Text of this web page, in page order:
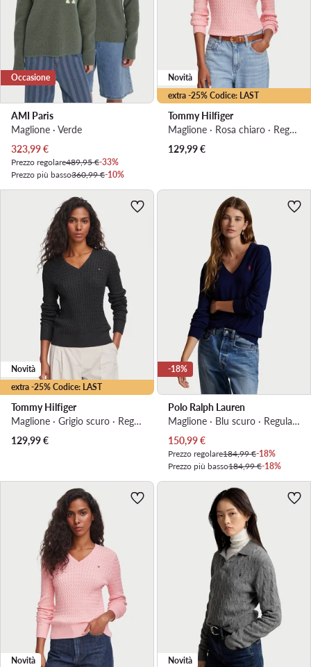
Occasione
AMI Paris
Maglione · Verde
Prezzo attuale
323,99€
Prezzo regolare489,95 €-33%
Prezzo più basso360,99 €-10%
extra -25% Codice: LAST
Novità
Tommy Hilfiger
Maglione · Rosa chiaro · Regular Fit
129,99€
extra -25% Codice: LAST
Novità
Tommy Hilfiger
Maglione · Grigio scuro · Regular Fit
129,99€
-18%
Polo Ralph Lauren
Maglione · Blu scuro · Regular Fit
Prezzo attuale
150,99€
Prezzo regolare184,99 €-18%
Prezzo più basso184,99 €-18%
Novità Novità